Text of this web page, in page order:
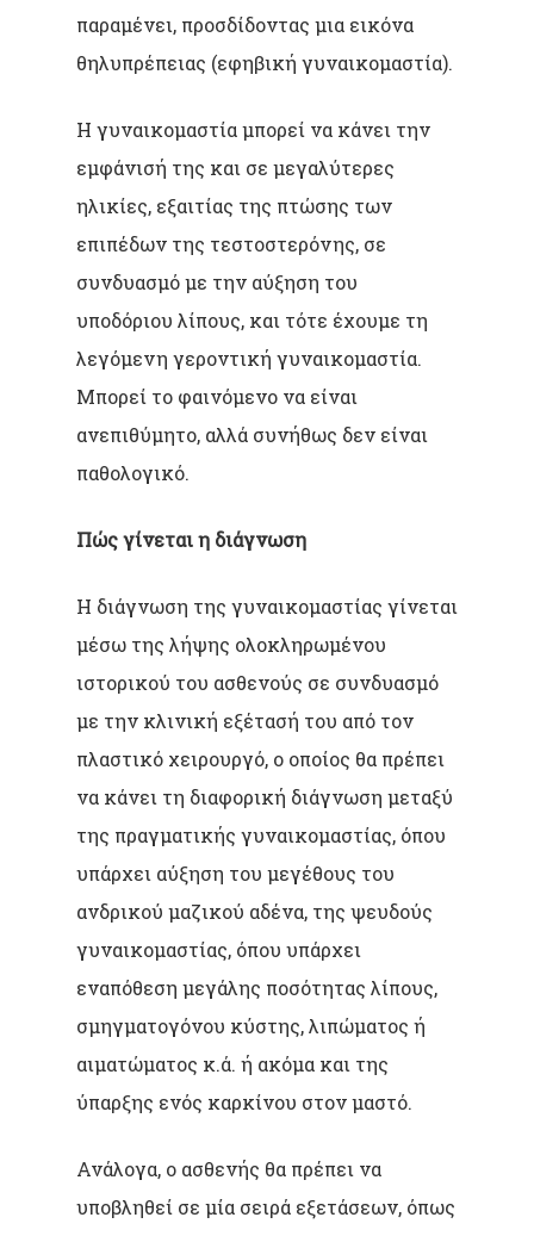
παραμένει, προσδίδοντας μια εικόνα
θηλυπρέπειας (εφηβική γυναικομαστία).
Η γυναικομαστία μπορεί να κάνει την
εμφάνισή της και σε μεγαλύτερες
ηλικίες, εξαιτίας της πτώσης των
επιπέδων της τεστοστερόνης, σε
συνδυασμό με την αύξηση του
υποδόριου λίπους, και τότε έχουμε τη
λεγόμενη γεροντική γυναικομαστία.
Μπορεί το φαινόμενο να είναι
ανεπιθύμητο, αλλά συνήθως δεν είναι
παθολογικό.
Πώς γίνεται η διάγνωση
Η διάγνωση της γυναικομαστίας γίνεται
μέσω της λήψης ολοκληρωμένου
ιστορικού του ασθενούς σε συνδυασμό
με την κλινική εξέτασή του από τον
πλαστικό χειρουργό, ο οποίος θα πρέπει
να κάνει τη διαφορική διάγνωση μεταξύ
της πραγματικής γυναικομαστίας, όπου
υπάρχει αύξηση του μεγέθους του
ανδρικού μαζικού αδένα, της ψευδούς
γυναικομαστίας, όπου υπάρχει
εναπόθεση μεγάλης ποσότητας λίπους,
σμηγματογόνου κύστης, λιπώματος ή
αιματώματος κ.ά. ή ακόμα και της
ύπαρξης ενός καρκίνου στον μαστό.
Ανάλογα, ο ασθενής θα πρέπει να
υποβληθεί σε μία σειρά εξετάσεων, όπως